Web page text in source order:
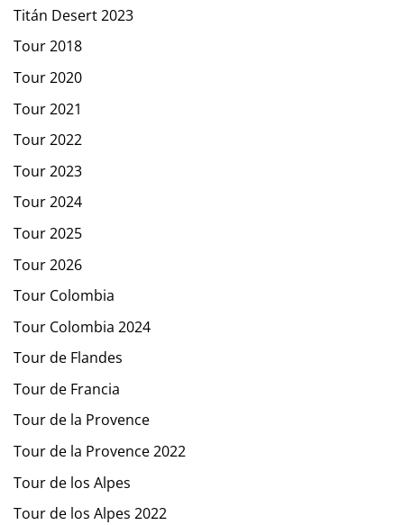
Titán Desert 2023
Tour 2018
Tour 2020
Tour 2021
Tour 2022
Tour 2023
Tour 2024
Tour 2025
Tour 2026
Tour Colombia
Tour Colombia 2024
Tour de Flandes
Tour de Francia
Tour de la Provence
Tour de la Provence 2022
Tour de los Alpes
Tour de los Alpes 2022